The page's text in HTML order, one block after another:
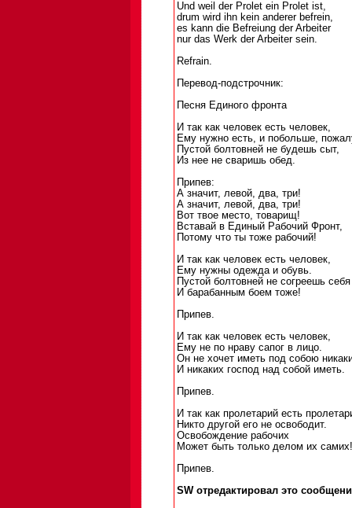
Und weil der Prolet ein Prolet ist,
drum wird ihn kein anderer befrein,
es kann die Befreiung der Arbeiter
nur das Werk der Arbeiter sein.
Refrain.
Перевод-подстрочник:
Песня Единого фронта
И так как человек есть человек,
Ему нужно есть, и побольше,
Пустой болтовней не будешь сыт,
Из нее не сваришь обед.
Припев:
А значит, левой, два, три!
А значит, левой, два, три!
Вот твое место, товарищ!
Вставай в Единый Рабочий Фронт,
Потому что ты тоже рабочий!
И так как человек есть человек,
Ему нужны одежда и обувь.
Пустой болтовней не согреешь себя
И барабанным боем тоже!
Припев.
И так как человек есть человек,
Ему не по нраву сапог в лицо.
Он не хочет иметь под собою
И никаких господ над собой иметь.
Припев.
И так как пролетарий есть
Никто другой его не освободит.
Освобождение рабочих
Может быть только делом их самих!
Припев.
SW отредактировал это